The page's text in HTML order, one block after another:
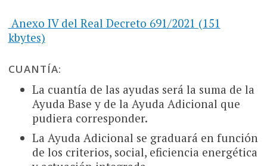
Anexo IV del Real Decreto 691/2021 (151
kbytes)
CUANTÍA:
La cuantía de las ayudas será la suma de la
Ayuda Base y de la Ayuda Adicional que
pudiera corresponder.
La Ayuda Adicional se graduará en función
de los criterios, social, eficiencia energética